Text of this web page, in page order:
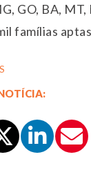
GO, BA, MT,
famílias